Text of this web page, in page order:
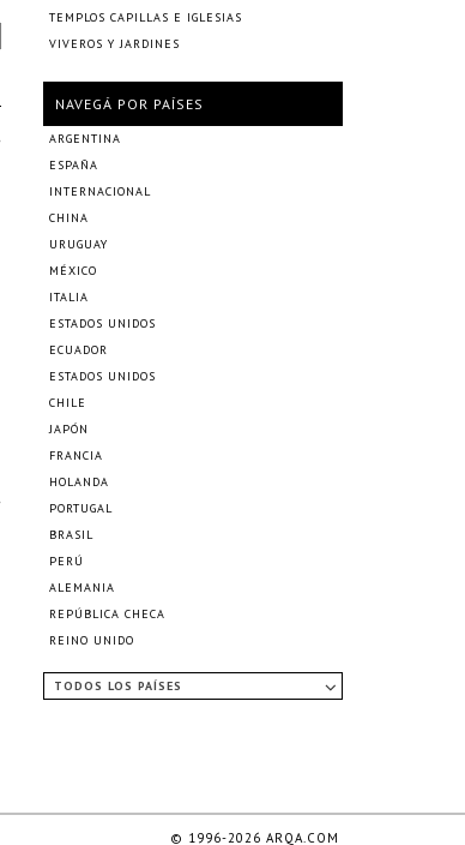
TEMPLOS CAPILLAS E IGLESIAS
VIVEROS Y JARDINES
NAVEGÁ POR PAÍSES
ARGENTINA
ESPAÑA
INTERNACIONAL
CHINA
URUGUAY
MÉXICO
ITALIA
ESTADOS UNIDOS
ECUADOR
ESTADOS UNIDOS
CHILE
JAPÓN
FRANCIA
HOLANDA
PORTUGAL
BRASIL
PERÚ
ALEMANIA
REPÚBLICA CHECA
REINO UNIDO
TODOS LOS PAÍSES
© 1996-2026 ARQA.COM